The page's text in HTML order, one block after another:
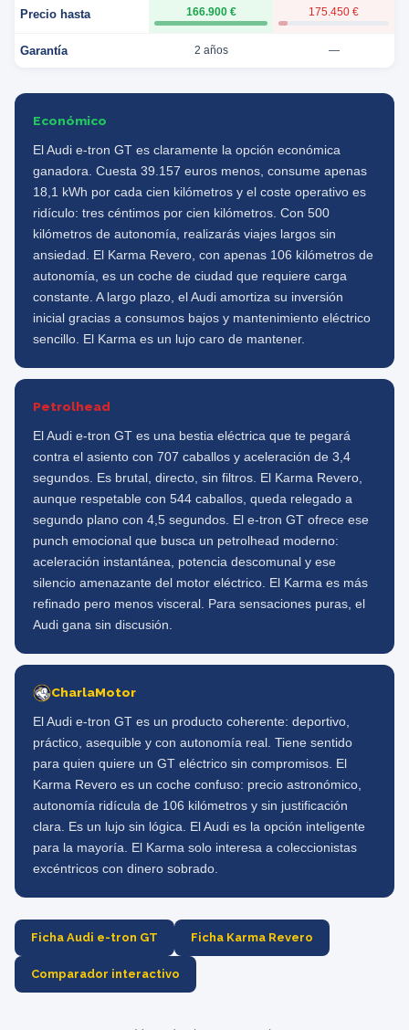
Precio hasta 166.900 € 175.450 €
Garantía 2 años —
Económico
El Audi e-tron GT es claramente la opción económica
ganadora. Cuesta 39.157 euros menos, consume apenas
18,1 kWh por cada cien kilómetros y el coste operativo es
ridículo: tres céntimos por cien kilómetros. Con 500
kilómetros de autonomía, realizarás viajes largos sin
ansiedad. El Karma Revero, con apenas 106 kilómetros de
autonomía, es un coche de ciudad que requiere carga
constante. A largo plazo, el Audi amortiza su inversión
inicial gracias a consumos bajos y mantenimiento eléctrico
sencillo. El Karma es un lujo caro de mantener.
Petrolhead
El Audi e-tron GT es una bestia eléctrica que te pegará
contra el asiento con 707 caballos y aceleración de 3,4
segundos. Es brutal, directo, sin filtros. El Karma Revero,
aunque respetable con 544 caballos, queda relegado a
segundo plano con 4,5 segundos. El e-tron GT ofrece ese
punch emocional que busca un petrolhead moderno:
aceleración instantánea, potencia descomunal y ese
silencio amenazante del motor eléctrico. El Karma es más
refinado pero menos visceral. Para sensaciones puras, el
Audi gana sin discusión.
CharlaMotor
El Audi e-tron GT es un producto coherente: deportivo,
práctico, asequible y con autonomía real. Tiene sentido
para quien quiere un GT eléctrico sin compromisos. El
Karma Revero es un coche confuso: precio astronómico,
autonomía ridícula de 106 kilómetros y sin justificación
clara. Es un lujo sin lógica. El Audi es la opción inteligente
para la mayoría. El Karma solo interesa a coleccionistas
excéntricos con dinero sobrado.
Ficha Audi e-tron GT Ficha Karma Revero
Comparador interactivo